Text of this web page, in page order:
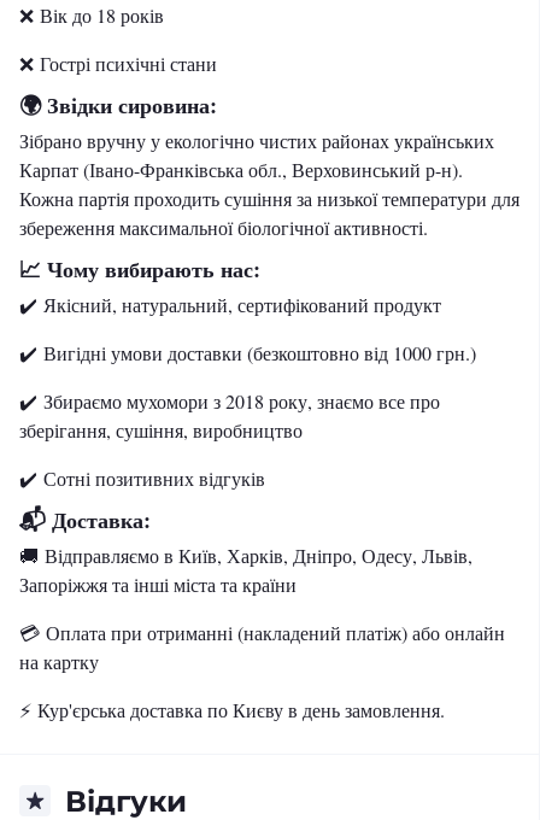
❌ Вік до 18 років
❌ Гострі психічні стани
🌍Звідки сировина:
Зібрано вручну у екологічно чистих районах українських
Карпат (Івано-Франківська обл., Верховинський р-н).
Кожна партія проходить сушіння за низької температури для
збереження максимальної біологічної активності.
📈 Чому вибирають нас:
✔️ Якісний, натуральний, сертифікований продукт
✔️ Вигідні умови доставки (безкоштовно від 1000 грн.)
✔️ Збираємо мухомори з 2018 року, знаємо все про
зберігання, сушіння, виробництво
✔️ Сотні позитивних відгуків
📬 Доставка:
🚚 Відправляємо в Київ, Харків, Дніпро, Одесу, Львів,
Запоріжжя та інші міста та країни
💳 Оплата при отриманні (накладений платіж) або онлайн
на картку
⚡ Кур'єрська доставка по Києву в день замовлення.
Відгуки